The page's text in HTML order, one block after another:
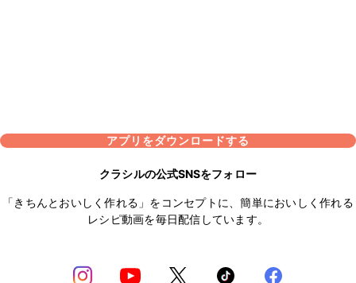
アプリをダウンロードする
クラシルの公式SNSをフォロー
「きちんとおいしく作れる」をコンセプトに、簡単においしく作れる
レシピ動画を毎日配信しています。